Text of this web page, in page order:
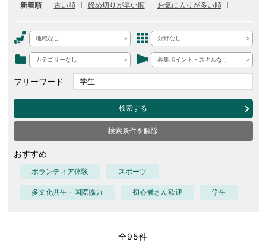
新着順 古い順 締め切りが早い順 お気に入りが多い順
地域なし 分野なし
カテゴリーなし 募集ポイント・スキルなし
フリーワード
検索する
検索条件を解除
おすすめ
ボランティア体験 スポーツ
多文化共生・国際協力 初心者さん歓迎 学生
全95件